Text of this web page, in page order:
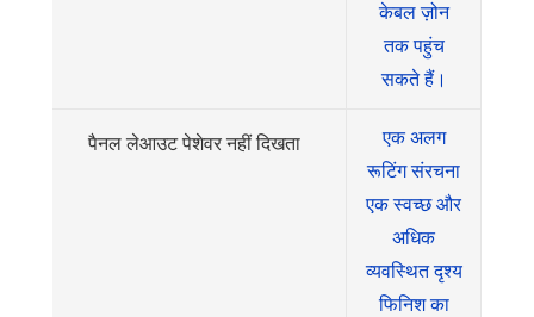
केबल ज़ोन
तक पहुंच
सकते हैं।
पैनल लेआउट पेशेवर नहीं दिखता
एक अलग
रूटिंग संरचना
एक स्वच्छ और
अधिक
व्यवस्थित दृश्य
फिनिश का